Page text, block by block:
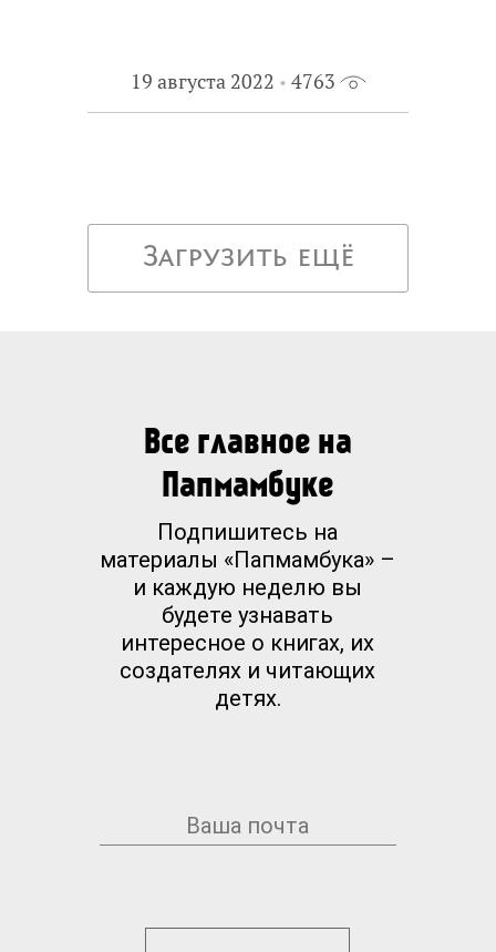
19 августа 2022 4763
Загрузить ещё
Все главное на
Папмамбуке
Подпишитесь на
материалы «Папмамбука» –
и каждую неделю вы
будете узнавать
интересное о книгах, их
создателях и читающих
детях.